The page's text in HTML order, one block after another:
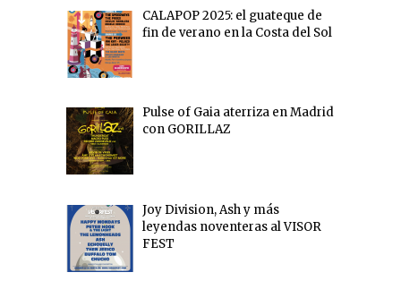
CALAPOP 2025: el guateque de
fin de verano en la Costa del Sol
Pulse of Gaia aterriza en Madrid
con GORILLAZ
Joy Division, Ash y más
leyendas noventeras al VISOR
FEST